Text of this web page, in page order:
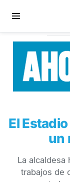
El
un
La alcaldesa
trabajos de